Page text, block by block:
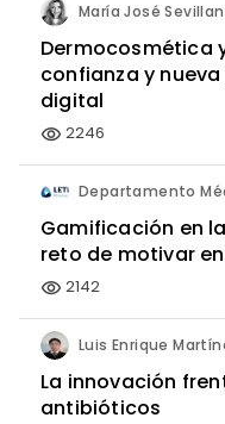
Dermocosmética
confianza y
digital
visibility 2246
Departamento
Gamificación en
reto de motivar
visibility 2142
La innovación
antibióticos